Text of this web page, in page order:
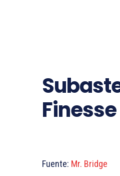
Fuente: Mr. Bridge